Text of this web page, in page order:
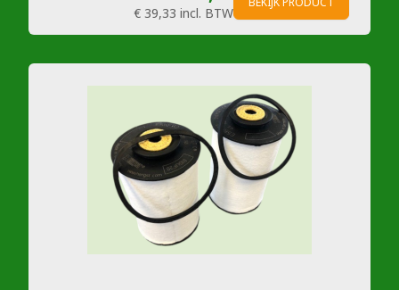
€ 39,33 incl. BTW